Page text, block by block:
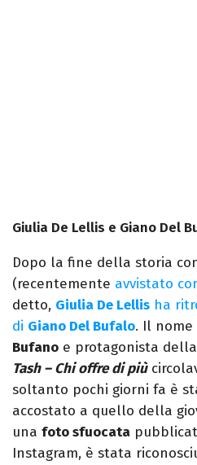
Giulia De Lellis e Giano Del
Dopo la fine della storia
(recentemente avvistato
detto, Giulia De Lellis ha
di Giano Del Bufalo. Il
Bufano e protagonista
Tash – Chi offre di più
soltanto pochi giorni fa è
accostato a quello della
una foto sfuocata
Instagram, è stata